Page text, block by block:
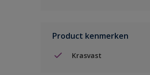
Product kenmerken
Krasvast